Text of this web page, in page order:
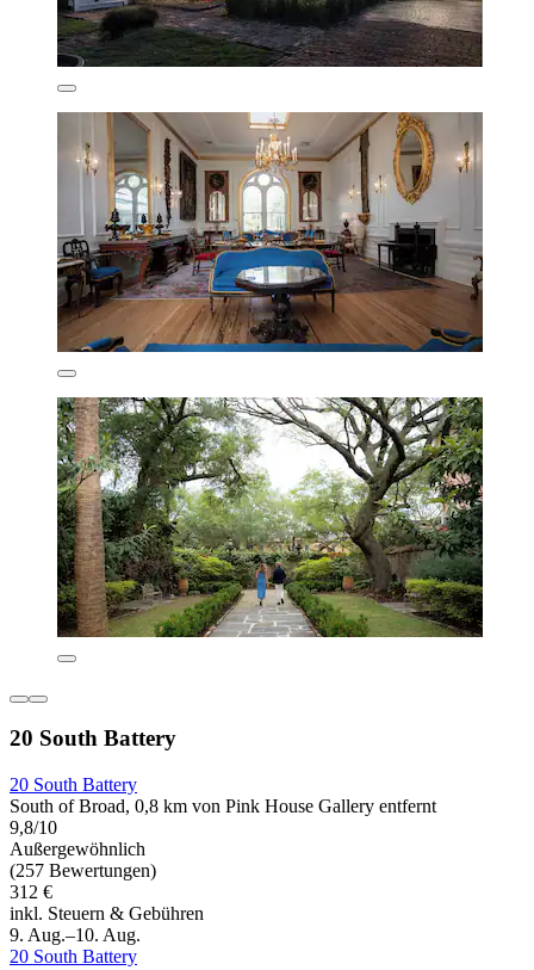
20 South Battery
20 South Battery
South of Broad, 0,8 km von Pink House Gallery entfernt
9,8/10
Außergewöhnlich
(257 Bewertungen)
312 €
inkl. Steuern & Gebühren
9. Aug.–10. Aug.
20 South Battery